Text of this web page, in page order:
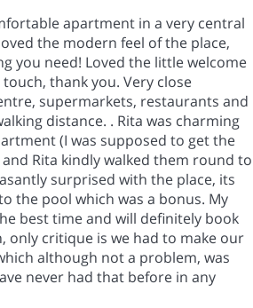
apartment in a very central
the modern feel of the place,
you need! Loved the little welcome
thank you. Very close
supermarkets, restaurants and
distance. . Rita was charming
(I was supposed to get the
Rita kindly walked them round to
surprised with the place, its
the pool which was a bonus. My
best time and will definitely book
only critique is we had to make our
although not a problem, was
never had that before in any